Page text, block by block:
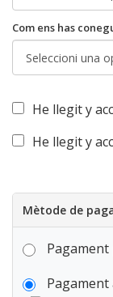
Com ens has
He llegit y
He llegit y
Mètode de